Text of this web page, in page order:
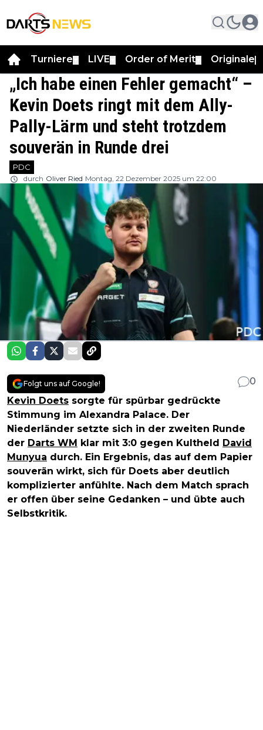
Turniere LIVE Order of Merit Originale
„Ich habe einen Fehler gemacht“ –
Kevin Doets ringt mit dem Ally-
Pally-Lärm und steht trotzdem
souverän in Runde drei
PDC
durch Oliver Ried Montag, 22 Dezember 2025 um 22:00
Folgt uns auf Google!
0
Kevin Doets sorgte für spürbar gedrückte
Stimmung im Alexandra Palace. Der
Niederländer setzte sich in der zweiten Runde
der Darts WM klar mit 3:0 gegen Kultheld David
Munyua durch. Ein Ergebnis, das auf dem Papier
souverän wirkt, sich für Doets aber deutlich
komplizierter anfühlte. Nach dem Match sprach
er offen über seine Gedanken – und übte auch
Selbstkritik.